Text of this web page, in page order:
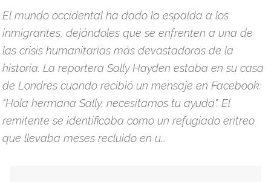
El mundo occidental ha dado la espalda a los
inmigrantes, dejándoles que se enfrenten a una de
las crisis humanitarias más devastadoras de la
historia. La reportera Sally Hayden estaba en su casa
de Londres cuando recibió un mensaje en Facebook:
"Hola hermana Sally, necesitamos tu ayuda". El
remitente se identificaba como un refugiado eritreo
que llevaba meses recluido en u...